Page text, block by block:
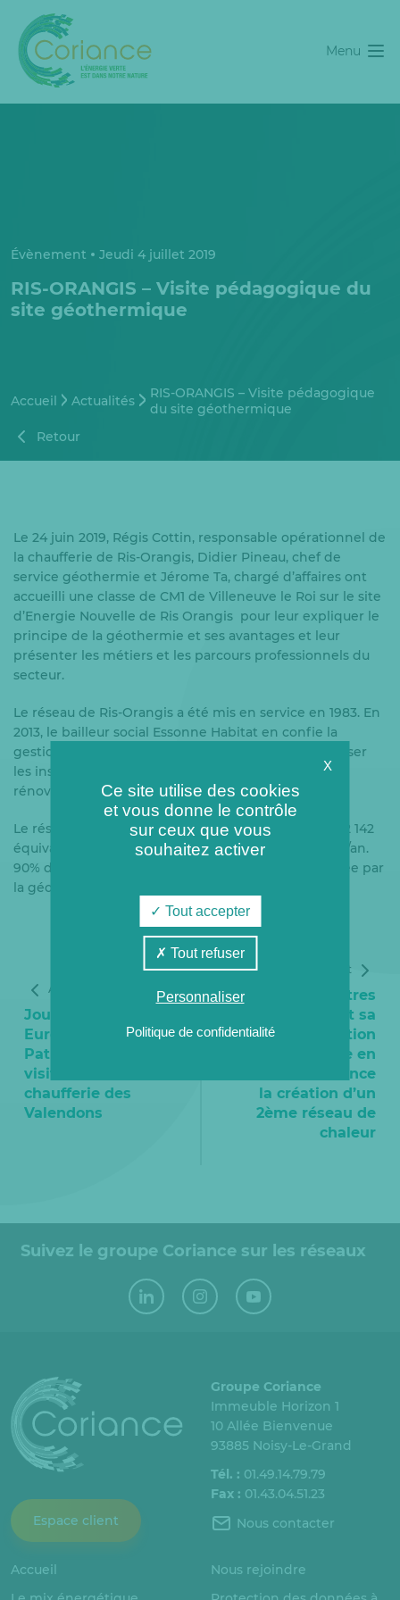
Menu
Évènement Jeudi 4 juillet 2019
RIS-ORANGIS – Visite pédagogique du
site géothermique
Accueil Actualités
RIS-ORANGIS – Visite pédagogique
du site géothermique
Retour
Le 24 juin 2019, Régis Cottin, responsable opérationnel de
la chaufferie de Ris-Orangis, Didier Pineau, chef de
service géothermie et Jérome Ta, chargé d’affaires ont
accueilli une classe de CM1 de Villeneuve le Roi sur le site
d’Energie Nouvelle de Ris Orangis pour leur expliquer le
principe de la géothermie et ses avantages et leur
présenter les métiers et les parcours professionnels du
secteur.
Le réseau de Ris-Orangis a été mis en service en 1983. En
2013, le bailleur social Essonne Habitat en confie la
gestion et l’exploitation à Coriance afin de moderniser
les installations de production géothermique et de
rénover la cogénération.
Le réseau s’étend aujourd’hui sur 2,5 km et dessert 2 142
équivalents logements avec 24 000 MWh produites/an.
90% de la fourniture de chaleur du réseau est assurée par
la géothermie.
Article précédent
Journées
Européennes du
Patrimoine 2019 :
visite de la
chaufferie des
Valendons
Article suivant
La ville de Castres
poursuit sa
transition
énergétique en
confiant à Coriance
la création d’un
2ème réseau de
chaleur
Suivez le groupe Coriance sur les réseaux
Espace client
Groupe Coriance
Immeuble Horizon 1
10 Allée Bienvenue
93885 Noisy-Le-Grand
Tél. : 01.49.14.79.79
Fax : 01.43.04.51.23
Nous contacter
Accueil
Nous rejoindre
X
Ce site utilise des cookies
et vous donne le contrôle
sur ceux que vous
souhaitez activer
Tout accepter
Tout refuser
Personnaliser
Politique de confidentialité